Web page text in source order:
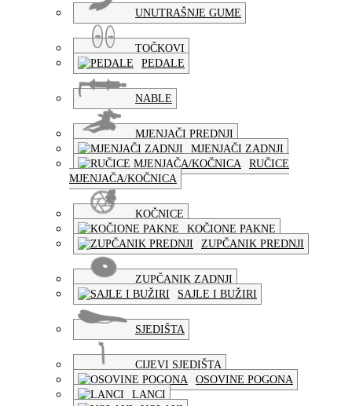
UNUTRAŠNJE GUME
TOČKOVI
PEDALE
NABLE
MJENJAČI PREDNJI
MJENJAČI ZADNJI
RUČICE
MJENJAČA/KOČNICA
KOČNICE
KOČIONE PAKNE
ZUPČANIK PREDNJI
ZUPČANIK ZADNJI
SAJLE I BUŽIRI
SJEDIŠTA
CIJEVI SJEDIŠTA
OSOVINE POGONA
LANCI